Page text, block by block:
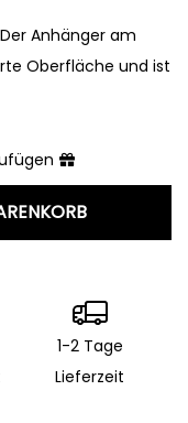
Anhänger am
Oberfläche und ist
1-2 Tage
Lieferzeit